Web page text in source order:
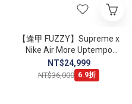
【逢甲 FUZZY】Supreme x
Nike Air More Uptempo
"Red/White" 紅白 902290-
600
NT$24,999
NT$36,000 6.9折